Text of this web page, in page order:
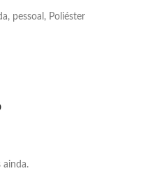
, pessoal , Poliéster
ainda.